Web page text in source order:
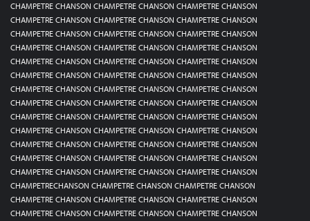
CHAMPETRE CHANSON CHAMPETRE CHANSON CHAMPETRE CHANSON
CHAMPETRE CHANSON CHAMPETRE CHANSON CHAMPETRE CHANSON
CHAMPETRE CHANSON CHAMPETRE CHANSON CHAMPETRE CHANSON
CHAMPETRE CHANSON CHAMPETRE CHANSON CHAMPETRE CHANSON
CHAMPETRE CHANSON CHAMPETRE CHANSON CHAMPETRE CHANSON
CHAMPETRE CHANSON CHAMPETRE CHANSON CHAMPETRE CHANSON
CHAMPETRE CHANSON CHAMPETRE CHANSON CHAMPETRE CHANSON
CHAMPETRE CHANSON CHAMPETRE CHANSON CHAMPETRE CHANSON
CHAMPETRE CHANSON CHAMPETRE CHANSON CHAMPETRE CHANSON
CHAMPETRE CHANSON CHAMPETRE CHANSON CHAMPETRE CHANSON
CHAMPETRE CHANSON CHAMPETRE CHANSON CHAMPETRE CHANSON
CHAMPETRE CHANSON CHAMPETRE CHANSON CHAMPETRE CHANSON
CHAMPETRE CHANSON CHAMPETRE CHANSON CHAMPETRE CHANSON
CHAMPETRECHANSON CHAMPETRE CHANSON CHAMPETRE CHANSON
CHAMPETRE CHANSON CHAMPETRE CHANSON CHAMPETRE CHANSON
CHAMPETRE CHANSON CHAMPETRE CHANSON CHAMPETRE CHANSON